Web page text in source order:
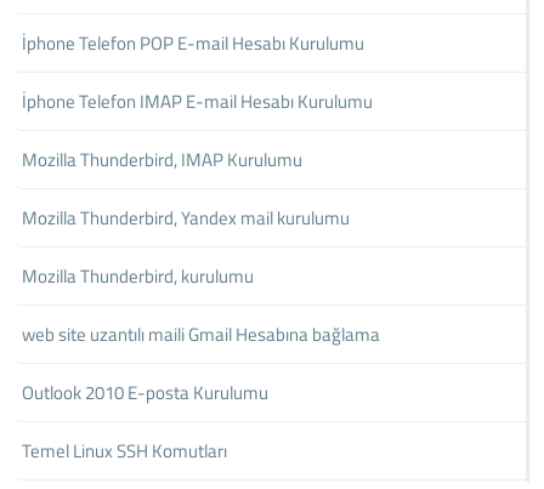
İphone Telefon POP E-mail Hesabı Kurulumu
İphone Telefon IMAP E-mail Hesabı Kurulumu
Mozilla Thunderbird, IMAP Kurulumu
Mozilla Thunderbird, Yandex mail kurulumu
Mozilla Thunderbird, kurulumu
web site uzantılı maili Gmail Hesabına bağlama
Outlook 2010 E-posta Kurulumu
Temel Linux SSH Komutları